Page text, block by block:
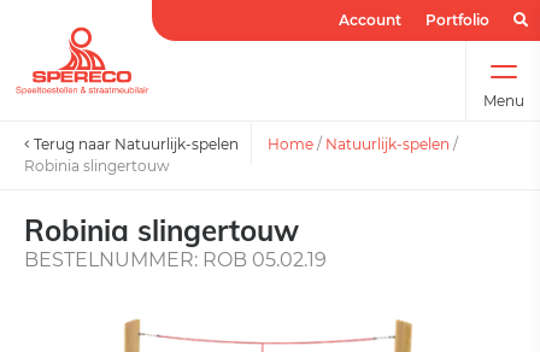
Account Portfolio
Menu
Terug naar Natuurlijk-spelen Home / Natuurlijk-spelen /
Robinia slingertouw
Robinia slingertouw
BESTELNUMMER: ROB 05.02.19